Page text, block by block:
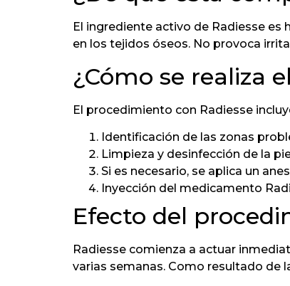
El ingrediente activo de Radiesse
en los tejidos óseos. No provoca
¿Cómo se realiza
El procedimiento con Radiesse
Identificación de las zonas
Limpieza y desinfección de la
Si es necesario, se aplica un
Inyección del medicamento
Efecto del
Radiesse comienza a actuar
varias semanas. Como resultado de